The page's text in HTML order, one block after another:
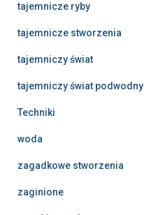
tajemnicze ryby
tajemnicze stworzenia
tajemniczy świat
tajemniczy świat podwodny
Techniki
woda
zagadkowe stworzenia
zaginione